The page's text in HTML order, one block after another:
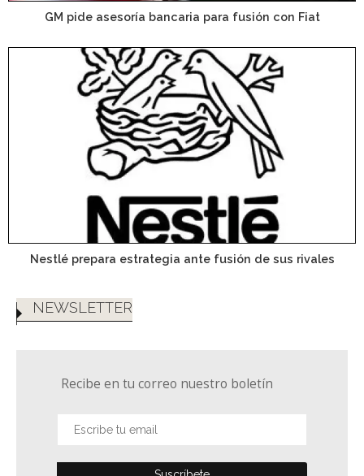
GM pide asesoría bancaria para fusión con Fiat
Nestlé prepara estrategia ante fusión de sus rivales
NEWSLETTER
Recibe en tu correo nuestro boletín